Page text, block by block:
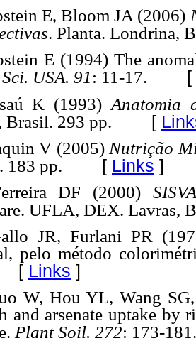
E, Bloom JA (2006)
. Planta. Londrina,
E (1994) The
USA. 91: 11-17. [
K (1993) Anatomia
Brasil. 293 pp. [
V (2005) Nutrição
183 pp. [ Links ]
DF (2000)
UFLA, DEX. Lavras,
JR, Furlani PR
pelo método
Links ]
W, Hou YL, Wang
and arsenate uptake by
Plant Soil. 272: 173-181.